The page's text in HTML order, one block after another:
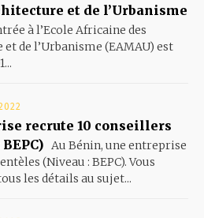
et de l’Urbanisme
à l’Ecole Africaine des
de l’Urbanisme (EAMAU) est
recrute 10 conseillers
Au Bénin, une entreprise
(Niveau : BEPC). Vous
les détails au sujet...